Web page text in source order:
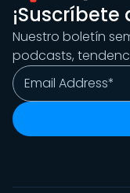
Nuestro boletín
podcasts,